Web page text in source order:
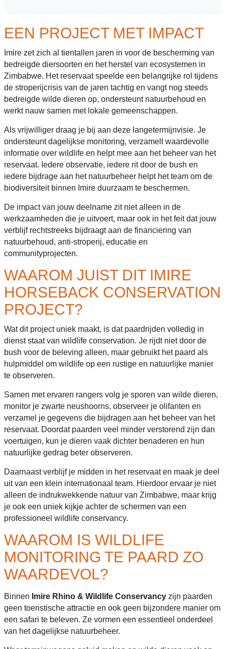
EEN PROJECT MET IMPACT
Imire zet zich al tientallen jaren in voor de bescherming van
bedreigde diersoorten en het herstel van ecosystemen in
Zimbabwe. Het reservaat speelde een belangrijke rol tijdens
de stroperijcrisis van de jaren tachtig en vangt nog steeds
bedreigde wilde dieren op, ondersteunt natuurbehoud en
werkt nauw samen met lokale gemeenschappen.
Als vrijwilliger draag je bij aan deze langetermijnvisie. Je
ondersteunt dagelijkse monitoring, verzamelt waardevolle
informatie over wildlife en helpt mee aan het beheer van het
reservaat. Iedere observatie, iedere rit door de bush en
iedere bijdrage aan het natuurbeheer helpt het team om de
biodiversiteit binnen Imire duurzaam te beschermen.
De impact van jouw deelname zit niet alleen in de
werkzaamheden die je uitvoert, maar ook in het feit dat jouw
verblijf rechtstreeks bijdraagt aan de financiering van
natuurbehoud, anti-stroperij, educatie en
communityprojecten.
WAAROM JUIST DIT IMIRE
HORSEBACK CONSERVATION
PROJECT?
Wat dit project uniek maakt, is dat paardrijden volledig in
dienst staat van wildlife conservation. Je rijdt niet door de
bush voor de beleving alleen, maar gebruikt het paard als
hulpmiddel om wildlife op een rustige en natuurlijke manier
te observeren.
Samen met ervaren rangers volg je sporen van wilde dieren,
monitor je zwarte neushoorns, observeer je olifanten en
verzamel je gegevens die bijdragen aan het beheer van het
reservaat. Doordat paarden veel minder verstorend zijn dan
voertuigen, kun je dieren vaak dichter benaderen en hun
natuurlijke gedrag beter observeren.
Daarnaast verblijf je midden in het reservaat en maak je deel
uit van een klein internationaal team. Hierdoor ervaar je niet
alleen de indrukwekkende natuur van Zimbabwe, maar krijg
je ook een uniek kijkje achter de schermen van een
professioneel wildlife conservancy.
WAAROM IS WILDLIFE
MONITORING TE PAARD ZO
WAARDEVOL?
Binnen Imire Rhino & Wildlife Conservancy zijn paarden
geen toeristische attractie en ook geen bijzondere manier om
een safari te beleven. Ze vormen een essentieel onderdeel
van het dagelijkse natuurbeheer.